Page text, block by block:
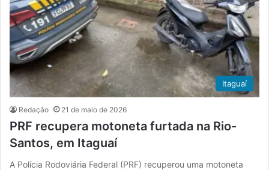
Itaguaí
Redação 21 de maio de 2026
PRF recupera motoneta furtada na Rio-
Santos, em Itaguaí
A Polícia Rodoviária Federal (PRF) recuperou uma motoneta